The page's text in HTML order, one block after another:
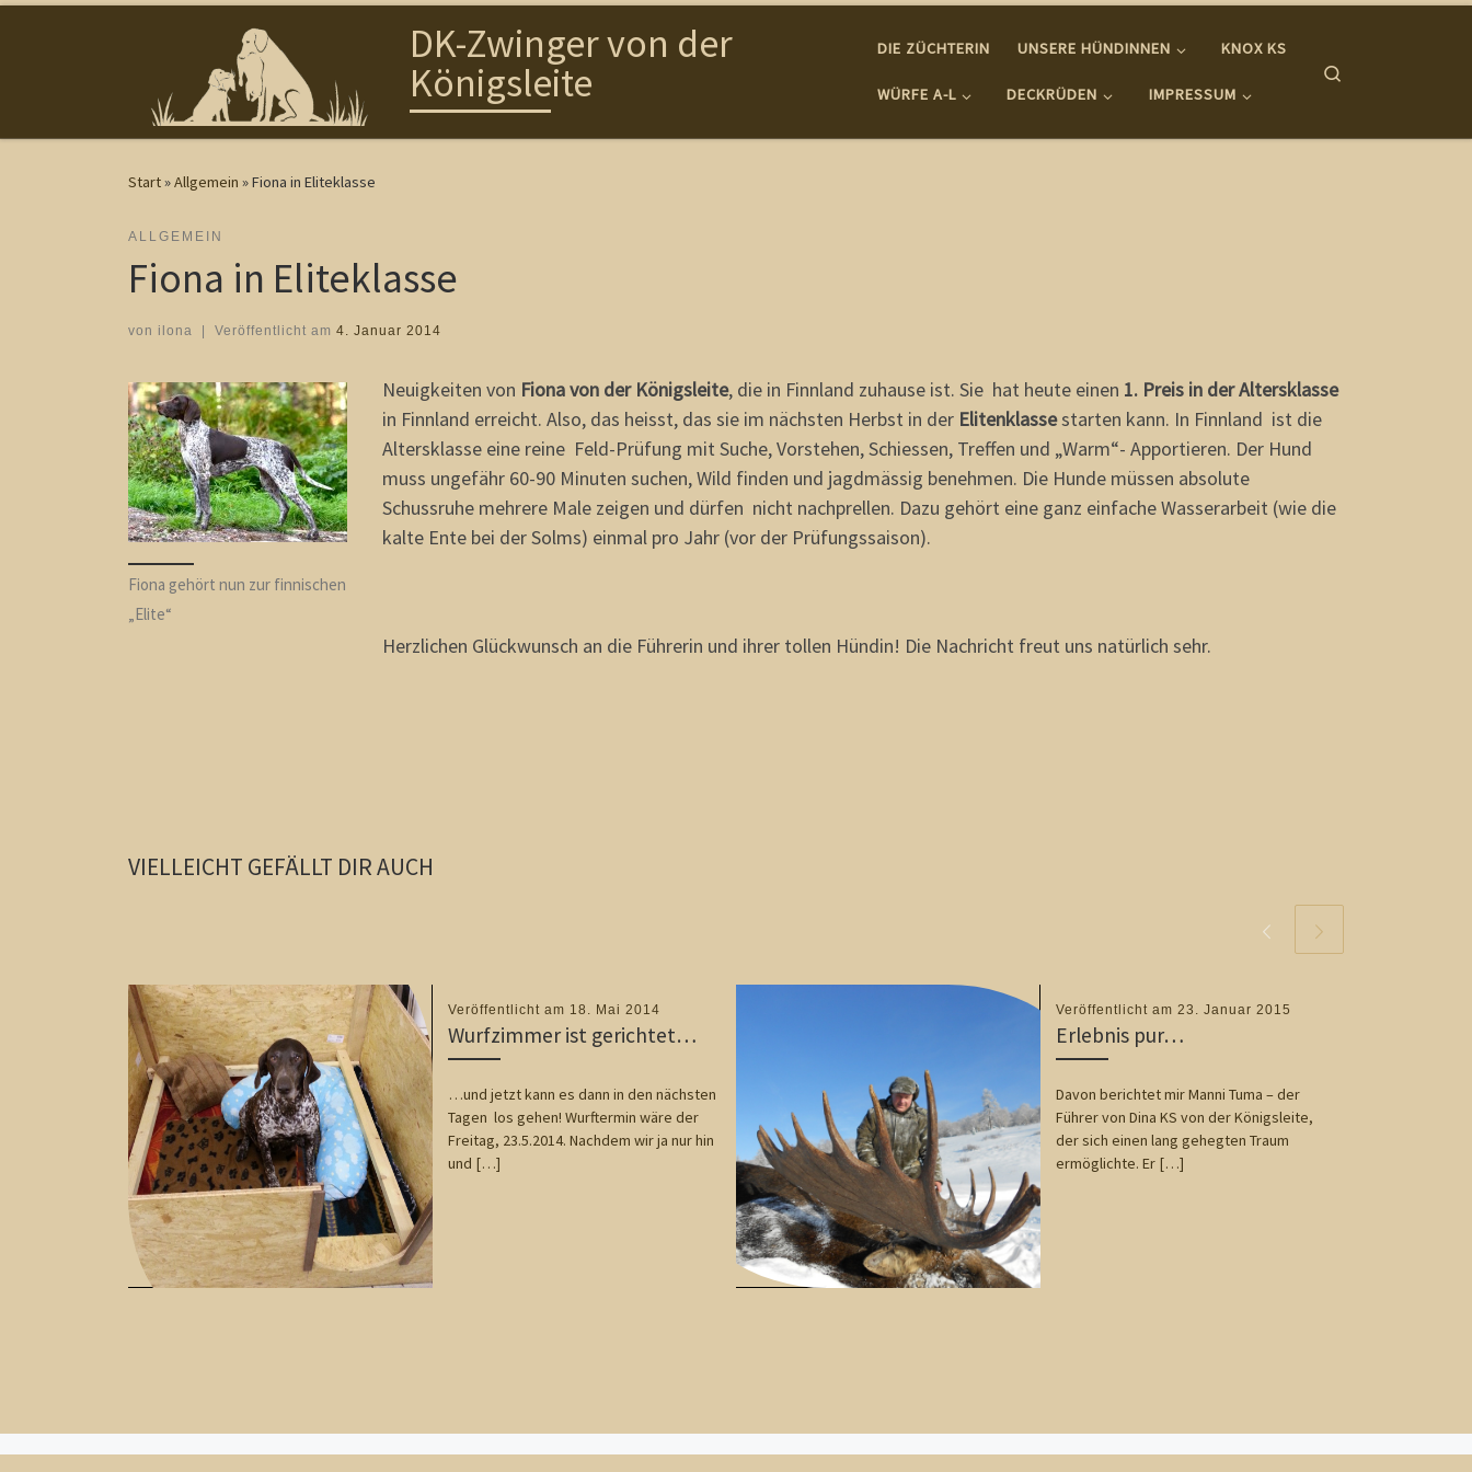
DK-Zwinger von der
Königsleite
DIE ZÜCHTERIN UNSERE HÜNDINNEN KNOX KS
WÜRFE A-L DECKRÜDEN IMPRESSUM
Start»Allgemein »Fiona in Eliteklasse
ALLGEMEIN
Fiona in Eliteklasse
von ilona Veröffentlicht am 4. Januar 2014
Fiona gehört nun zur finnischen
„Elite“
Neuigkeiten von Fiona von der Königsleite, die in Finnland zuhause ist. Sie hat heute einen 1. Preis in der Altersklasse
in Finnland erreicht. Also, das heisst, das sie im nächsten Herbst in der Elitenklassestarten kann. In Finnland ist die
Altersklasse eine reine Feld-Prüfung mit Suche, Vorstehen, Schiessen, Treffen und „Warm“- Apportieren. Der Hund
muss ungefähr 60-90 Minuten suchen, Wild finden und jagdmässig benehmen. Die Hunde müssen absolute
Schussruhe mehrere Male zeigen und dürfen nicht nachprellen. Dazu gehört eine ganz einfache Wasserarbeit (wie die
kalte Ente bei der Solms) einmal pro Jahr (vor der Prüfungssaison).
Herzlichen Glückwunsch an die Führerin und ihrer tollen Hündin! Die Nachricht freut uns natürlich sehr.
VIELLEICHT GEFÄLLT DIR AUCH
Veröffentlicht am 18. Mai 2014
Wurfzimmer ist gerichtet…
…und jetzt kann es dann in den nächsten
Tagen los gehen! Wurftermin wäre der
Freitag, 23.5.2014. Nachdem wir ja nur hin
und […]
Veröffentlicht am 23. Januar 2015
Erlebnis pur…
Davon berichtet mir Manni Tuma – der
Führer von Dina KS von der Königsleite,
der sich einen lang gehegten Traum
ermöglichte. Er […]